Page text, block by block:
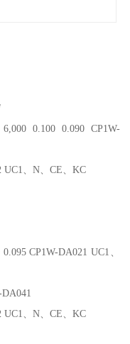
0.100 0.090 CP1W-
UC1、N、CE、KC
CP1W-DA021 UC1、
UC1、N、CE、KC